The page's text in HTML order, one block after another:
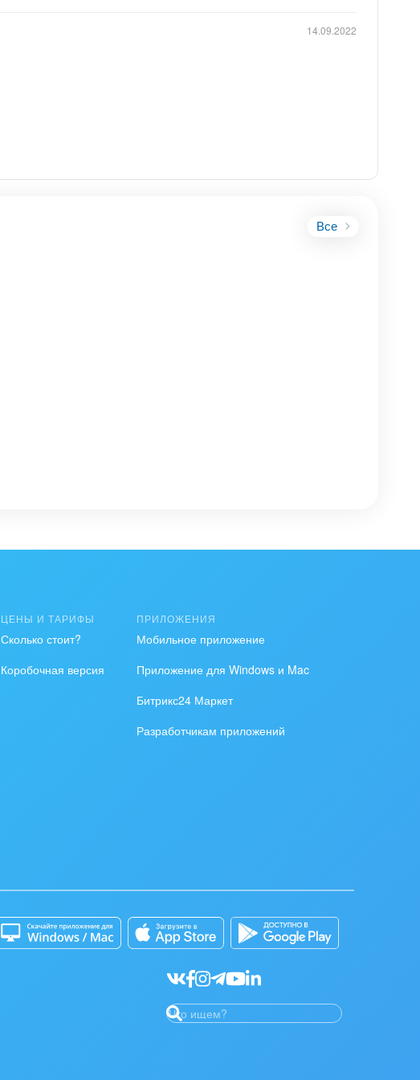
14.09.2022
Все
ЦЕНЫ И ТАРИФЫ
Сколько стоит?
Коробочная версия
ПРИЛОЖЕНИЯ
Мобильное приложение
Приложение для Windows и Mac
Битрикс24 Маркет
Разработчикам приложений